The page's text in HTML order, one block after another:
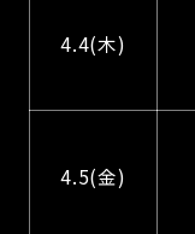
4.4(木)
4.5(金)